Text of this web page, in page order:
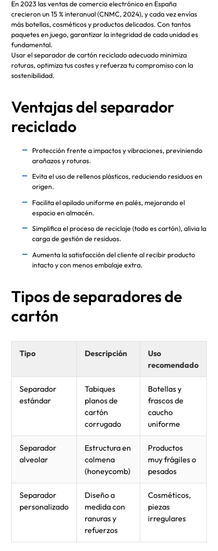
En 2023 las ventas de comercio electrónico en España
crecieron un 15 % interanual (CNMC, 2024), y cada vez envías
más botellas, cosméticos y productos delicados. Con tantos
paquetes en juego, garantizar la integridad de cada unidad es
fundamental.
Usar el separador de cartón reciclado adecuado minimiza
roturas, optimiza tus costes y refuerza tu compromiso con la
sostenibilidad.
Ventajas del separador
reciclado
Protección frente a impactos y vibraciones, previniendo
arañazos y roturas.
Evita el uso de rellenos plásticos, reduciendo residuos en
origen.
Facilita el apilado uniforme en palés, mejorando el
espacio en almacén.
Simplifica el proceso de reciclaje (todo es cartón), alivia la
carga de gestión de residuos.
Aumenta la satisfacción del cliente al recibir producto
intacto y con menos embalaje extra.
Tipos de separadores de
cartón
Tipo Descripción
Uso
recomendado
Separador
estándar
Tabiques
planos de
cartón
corrugado
Botellas y
frascos de
caucho
uniforme
Separador
alveolar
Estructura en
colmena
(honeycomb)
Productos
muy frágiles o
pesados
Separador
personalizado
Diseño a
medida con
ranuras y
refuerzos
Cosméticos,
piezas
irregulares